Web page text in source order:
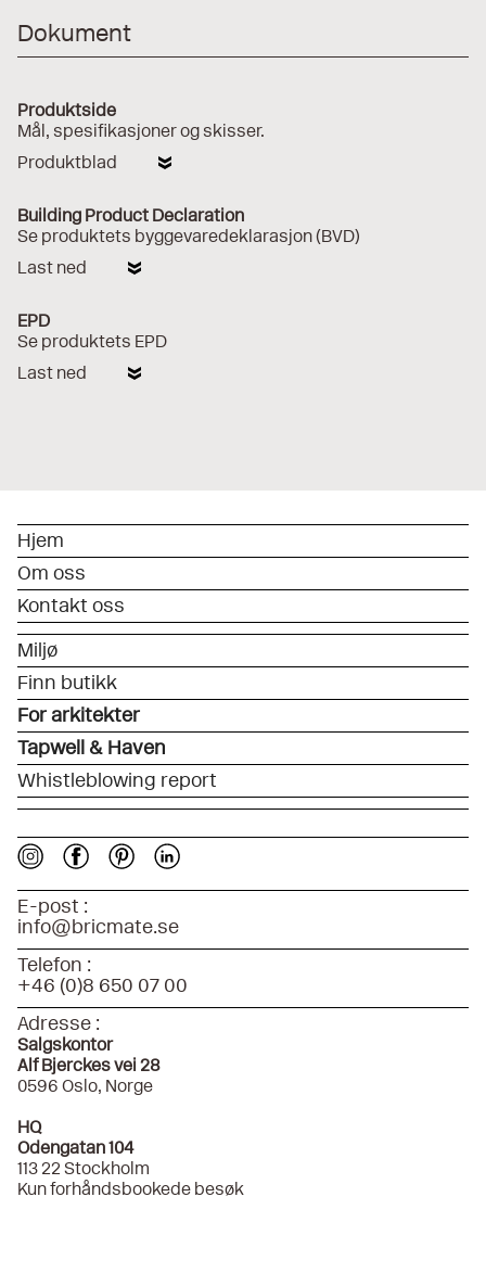
Dokument
Produktside
Mål, spesifikasjoner og skisser.
Produktblad
Building Product Declaration
Se produktets byggevaredeklarasjon (BVD)
Last ned
EPD
Se produktets EPD
Last ned
Hjem
Om oss
Kontakt oss
Miljø
Finn butikk
For arkitekter
Tapwell & Haven
Whistleblowing report
E-post :
info@bricmate.se
Telefon :
+46 (0)8 650 07 00
Adresse :
Salgskontor
Alf Bjerckes vei 28
0596 Oslo, Norge
HQ
Odengatan 104
113 22 Stockholm
Kun forhåndsbookede besøk